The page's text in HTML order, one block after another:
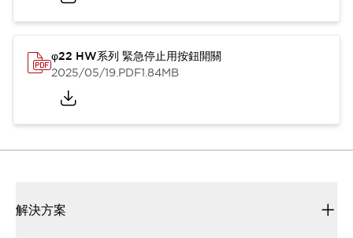
φ22 HW系列 緊急停止用按鈕開關
2025/05/19.PDF1.84MB
解決方案